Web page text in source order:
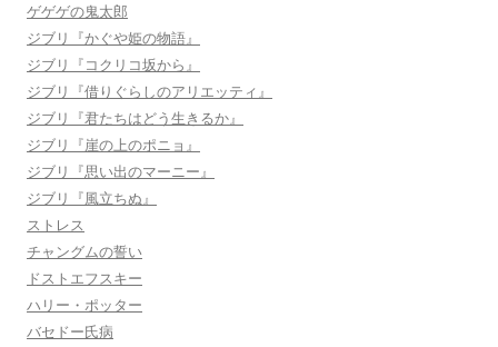
ゲゲゲの鬼太郎
ジブリ『かぐや姫の物語』
ジブリ『コクリコ坂から』
ジブリ『借りぐらしのアリエッティ』
ジブリ『君たちはどう生きるか』
ジブリ『崖の上のポニョ』
ジブリ『思い出のマーニー』
ジブリ『風立ちぬ』
ストレス
チャングムの誓い
ドストエフスキー
ハリー・ポッター
バセドー氏病